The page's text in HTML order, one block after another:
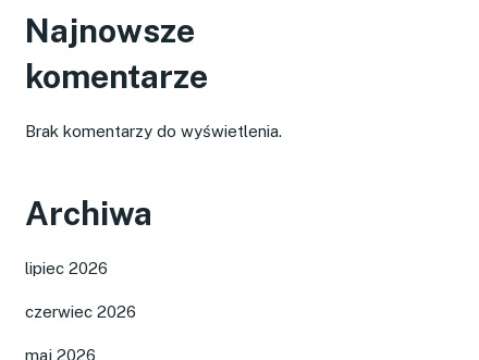
Najnowsze
komentarze
Brak komentarzy do wyświetlenia.
Archiwa
lipiec 2026
czerwiec 2026
maj 2026